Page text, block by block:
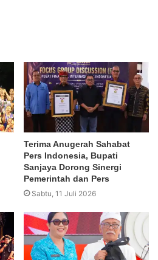
Terima Anugerah Sahabat
Pers Indonesia, Bupati
Sanjaya Dorong Sinergi
Pemerintah dan Pers
Sabtu, 11 Juli 2026